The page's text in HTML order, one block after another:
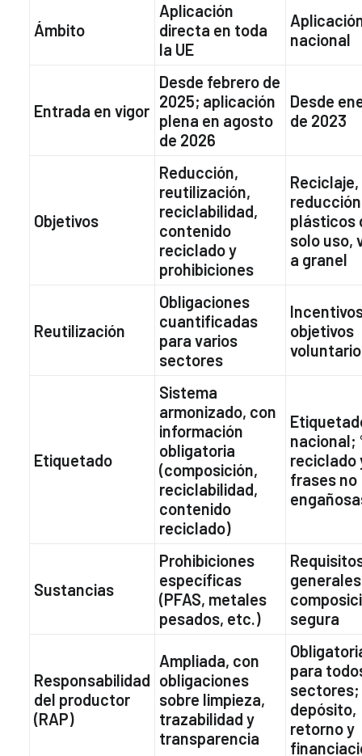
Ámbito
Aplicación
directa en toda
la UE
nacional
Entrada en vigor
Desde febrero de
2025; aplicación
plena en agosto
de 2026
Desde
de 2023
Objetivos
Reducción,
reutilización,
reciclabilidad,
contenido
reciclado y
prohibiciones
Reciclaje,
plásticos
solo uso,
a granel
Reutilización
Obligaciones
cuantificadas
para varios
sectores
objetivos
Etiquetado
Sistema
armonizado, con
información
obligatoria
(composición,
reciclabilidad,
contenido
reciclado)
nacional;
reciclado
frases no
Sustancias
Prohibiciones
específicas
(PFAS, metales
pesados, etc.)
segura
Responsabilidad
del productor
(RAP)
Ampliada, con
obligaciones
sobre limpieza,
trazabilidad y
transparencia
para
sectores;
depósito,
retorno y